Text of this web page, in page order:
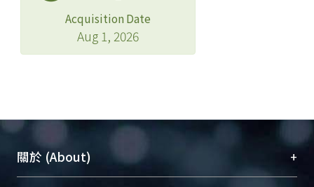
Acquisition Date
Aug 1, 2026
關於 (About) +